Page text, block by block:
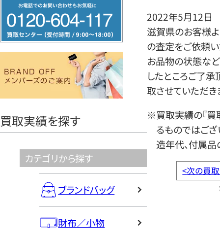
リ
ー
ヤ
買取実績を探す
カテゴリから探す
ブランドバッグ
財布／小物
2022年5月12日
滋賀県のお客様よ
の査定をご依頼い
お品物の状態など
したところご了
取させていただき
※買取実績の『買
るものではござ
造年代、付属品
<次の買